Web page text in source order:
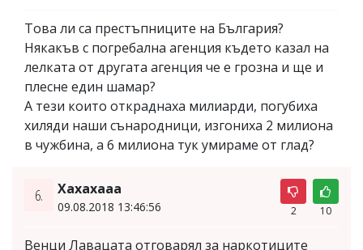
Това ли са престъпниците на България?
Някакъв с погребална агенция където казал на
лелката от другата агенция че е грозна и ще и
плесне един шамар?
А тези които откраднаха милиарди, погубиха
хиляди наши сънародници, изгониха 2 милиона
в чужбина, а 6 милиона тук умираме от глад?
6. Хахахааа
09.08.2018 13:46:56 2 10
Венци Лавацата отговарял за наркотиците